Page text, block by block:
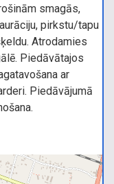
smagās,
pirkstu/tapu
Atrodamies
Piedāvātajos
ar
Piedāvājumā